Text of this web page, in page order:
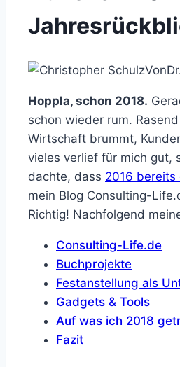
Von
Hoppla, schon 2018.
schon wieder rum.
Wirtschaft brummt,
vieles verlief für mich gut,
dachte, dass 2016
mein Blog Consulting-
Richtig! Nachfolgend
Consulting-Life.de
Buchprojekte
Festanstellung als
Gadgets & Tools
Auf was ich 2018
Fazit